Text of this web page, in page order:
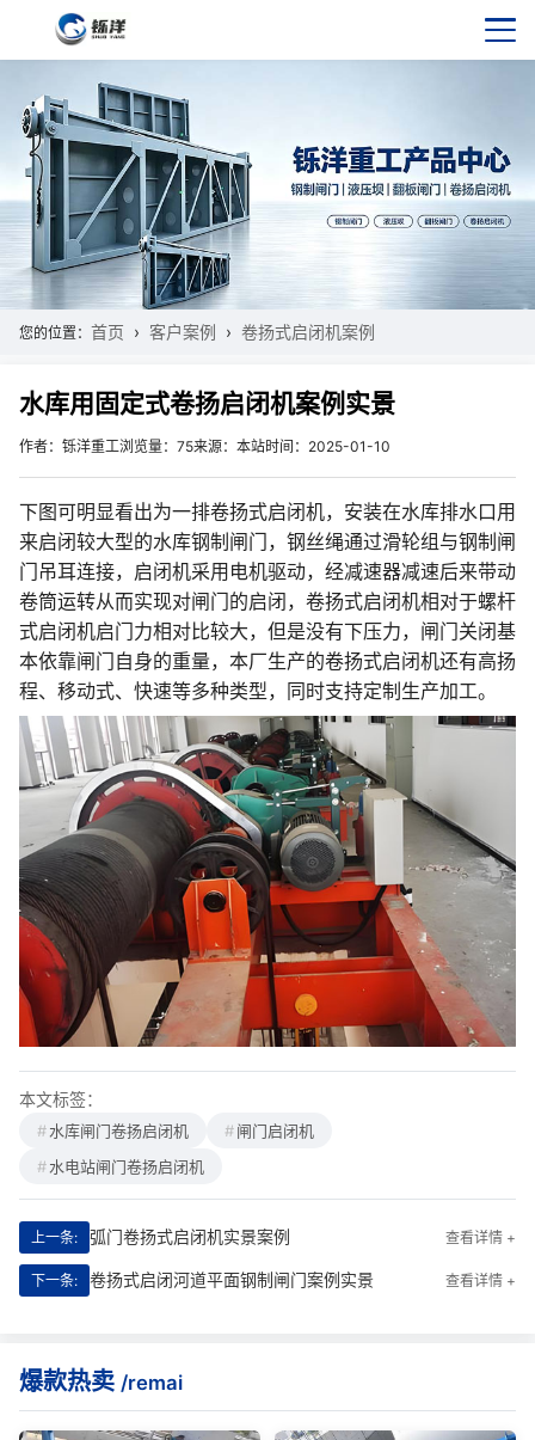
您的位置： 首页 客户案例 卷扬式启闭机案例
水库用固定式卷扬启闭机案例实景
作者：铄洋重工浏览量：75来源：本站时间：2025-01-10
下图可明显看出为一排卷扬式启闭机，安装在水库排水口用
来启闭较大型的水库钢制闸门，钢丝绳通过滑轮组与钢制闸
门吊耳连接，启闭机采用电机驱动，经减速器减速后来带动
卷筒运转从而实现对闸门的启闭，卷扬式启闭机相对于螺杆
式启闭机启门力相对比较大，但是没有下压力，闸门关闭基
本依靠闸门自身的重量，本厂生产的卷扬式启闭机还有高扬
程、移动式、快速等多种类型，同时支持定制生产加工。
本文标签：
水库闸门卷扬启闭机
闸门启闭机
水电站闸门卷扬启闭机
上一条: 弧门卷扬式启闭机实景案例 查看详情 +
下一条: 卷扬式启闭河道平面钢制闸门案例实景 查看详情 +
爆款热卖 /remai